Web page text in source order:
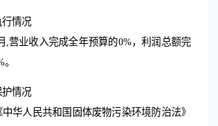
行情况
,营业收入完成全年预算的0%，利润总额完
护情况
华人民共和国固体废物污染环境防治法》